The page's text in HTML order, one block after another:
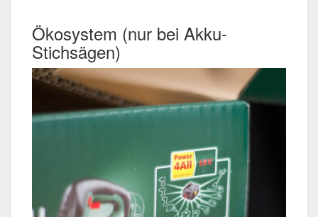
Ökosystem (nur bei Akku-
Stichsägen)